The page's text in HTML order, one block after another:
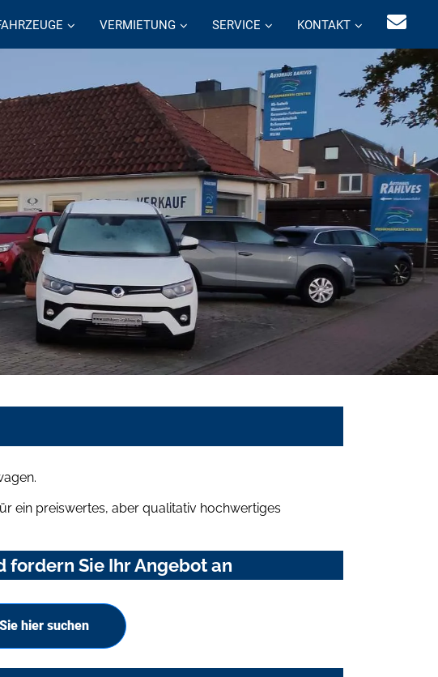
VERMIETUNG SERVICE KONTAKT
ein preiswertes, aber qualitativ hochwertiges
fordern Sie Ihr Angebot an
hier suchen